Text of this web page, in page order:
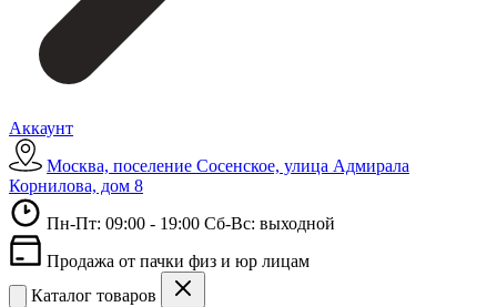
Аккаунт
Москва, поселение Сосенское, улица Адмирала
Корнилова, дом 8
Пн-Пт: 09:00 - 19:00 Сб-Вс: выходной
Продажа от пачки физ и юр лицам
Каталог товаров